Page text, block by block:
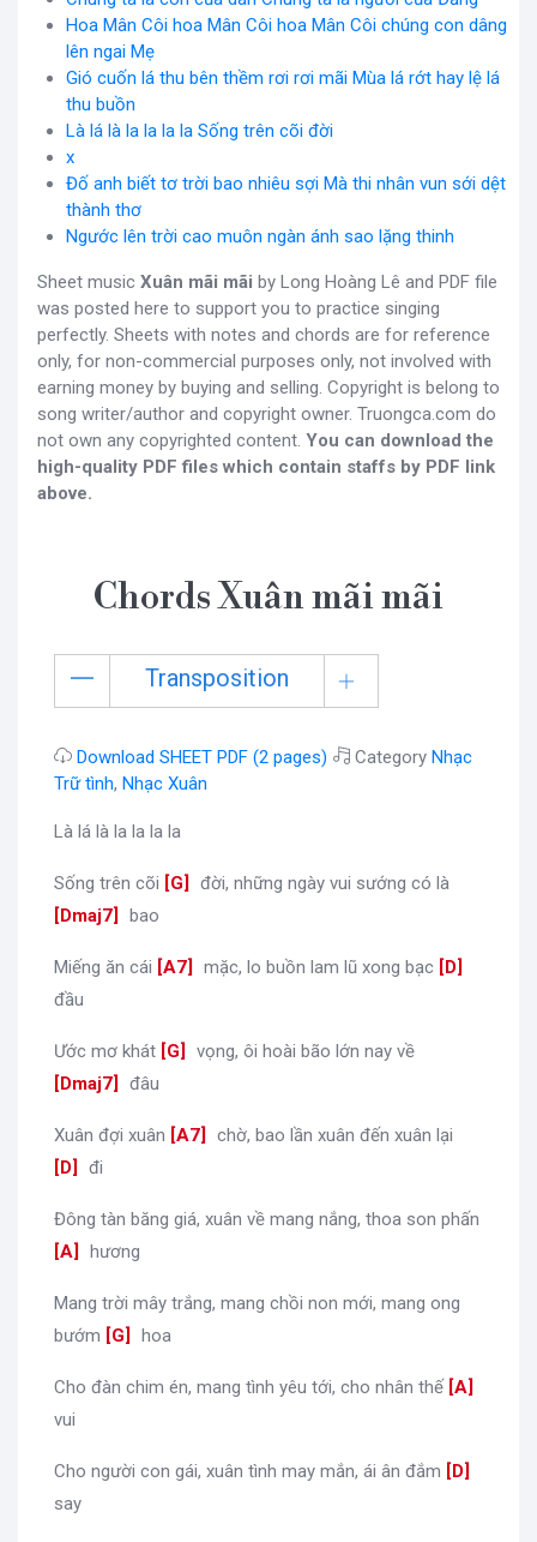
Hoa Mân Côi hoa Mân Côi hoa Mân Côi chúng con dâng
lên ngai Mẹ
Gió cuốn lá thu bên thềm rơi rơi mãi Mùa lá rớt hay lệ lá
thu buồn
Là lá là la la la la Sống trên cõi đời
x
Đố anh biết tơ trời bao nhiêu sợi Mà thi nhân vun sới dệt
thành thơ
Ngước lên trời cao muôn ngàn ánh sao lặng thinh
Sheet music Xuân mãi mãi by Long Hoàng Lê and PDF file
was posted here to support you to practice singing
perfectly. Sheets with notes and chords are for reference
only, for non-commercial purposes only, not involved with
earning money by buying and selling. Copyright is belong to
song writer/author and copyright owner. Truongca.com do
not own any copyrighted content. You can download the
high-quality PDF files which contain staffs by PDF link
above.
Chords Xuân mãi mãi
Transposition
Download SHEET PDF (2 pages) Category Nhạc
Trữ tình, Nhạc Xuân
Là lá là la la la la
Sống trên cõi [G đời, những ngày vui sướng có là
Dmaj7
bao
Miếng ăn cái [A7 mặc, lo buồn lam lũ xong bạc [D
đầu
Ước mơ khát [G vọng, ôi hoài bão lớn nay về
Dmaj7
đâu
Xuân đợi xuân [A7 chờ, bao lần xuân đến xuân lại
D
đi
Đông tàn băng giá, xuân về mang nắng, thoa son phấn
[A hương
Mang trời mây trắng, mang chồi non mới, mang ong
bướm [G hoa
Cho đàn chim én, mang tình yêu tới, cho nhân thế [A
vui
Cho người con gái, xuân tình may mắn, ái ân đắm [D
say